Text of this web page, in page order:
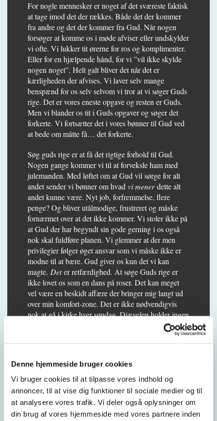
Denne hjemmeside bruger cookies
Vi bruger cookies til at tilpasse vores indhold og
annoncer, til at vise dig funktioner til sociale medier og til
at analysere vores trafik. Vi deler også oplysninger om
din brug af vores hjemmeside med vores partnere inden
For nogle mennesker er noget af det sværeste faktisk
at tage imod det der rækkes. Både det der kommer
fra andre og det der kommer fra Gud. Når nogen
forsøger at komme os i møde afviser eller undskylder
vi ofte. Vi lukker tit ørerne for ros og komplimenter.
Eller for en hjælpende hånd, for vi ”vil ikke skylde
nogen noget”. Helt galt bliver det når det er
kærligheden der afvises. Vi laver selv mange
benspænd for os selv selvom vi tror at vi søger Guds
rige. Det er vores eneste opgave og resten er Guds.
Men vi blander os tit i Guds opgaver og søger det
forkerte. Vi fortsætter det i vores bønner til Gud ved
at bede om måtte få… det forkerte.
Søg guds rige er at få det rigtige forhold til Gud.
Nogen gange kommer vi til at forveksle ham med
julemanden. Med løftet om at Gud vil sørge for alt
andet sender vi bønner om hvad vi menerdette alt
andet kunne være. Nyt job, forfremmelse, flere
penge? Og bliver utålmodige, frustreret og måske
fornærmet over at det ikke kommer. Vi stoler ikke på
at Gud der har begyndt sin gode gerning i os også
nok skal fuldføre planen. Vi glemmer at der men
privilegier følger øget ansvar som vi måske ikke er
modne til at bære. Gud giver os kun det vi kan
magte. Deter retfærdighed. At søge Guds rige er
ikke lovet os som en dans på roser. Det kan meget
vel være en beskidt affære der bringer mig langt ud
over min komfort-zone. Det er ikke nødvendigvis
nok at gå i kirke hver søndag. Djævelen holder ingen
fridage. (1. Pet. 5,8) Vi har en tendens til at forvente
at livet skal være uden prøvelser, ”når jeg nu tror på
Gud”. Men sådan er det altså ikke. Selv ”gode
over ikke at få det vi selv mener, vil gavne os.
Glemmer at tælle alt det som vi alleredeervelsignet
med. Her kan prøvelserne give vores gudsforhold ny
styrke. Lad være med at være negativ over alt det du
ikke får eller alt det du mener at have fået i for